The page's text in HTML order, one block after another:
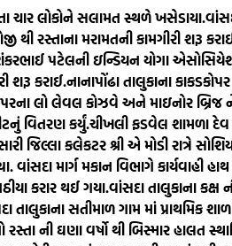
ચાર લોકોને સલામત સ્થળે ખસેડાયા.
થી રસ્તાના મરામતની કામગીરી શરૂ
પટેલની ઇન્ડિયન યોગા
શરૂ કરાઈ.નાનાપોંઢા તાલુકાના
પરના લો લેવલ કોઝવે અને માઇનોર
વિતરણ કર્યું.ચીખલી ફડવેલ શામળા દેવ
જિલ્લા કલેકટર શ્રી એ મોડી રાત્રે
માર્ગ મકાન વિભાગે કાર્યવાહી હાથ
કરાર થઈ ગયા.વાંસદા તાલુકાના
તાલુકાના સતીમાળ ગામ માં પ્રાથમિક
ની ઘણા વર્ષો થી બિસ્માર હાલત